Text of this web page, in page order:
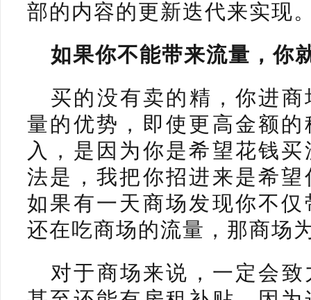
部的内容的更新迭代来实现
如果你不能带来流量，你
买的没有卖的精，你进
量的优势，即使更高金额
入，是因为你是希望花钱
法是，我把你招进来是希
如果有一天商场发现你不
还在吃商场的流量，那商场
对于商场来说，一定会